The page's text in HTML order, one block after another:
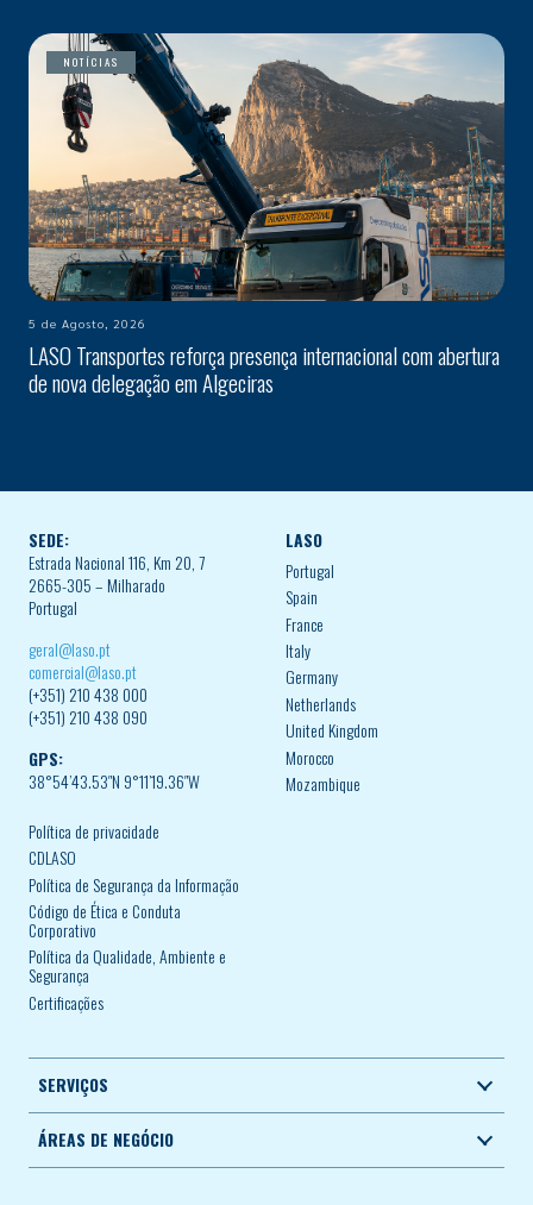
NOTÍCIAS
5 de Agosto, 2026
LASO Transportes reforça presença internacional com abertura
de nova delegação em Algeciras
SEDE:
Estrada Nacional 116, Km 20, 7
2665-305 – Milharado
Portugal
geral@laso.pt
comercial@laso.pt
(+351) 210 438 000
(+351) 210 438 090
GPS:
38°54’43.53″N 9°11’19.36″W
Política de privacidade
CDLASO
Política de Segurança da Informação
Código de Ética e Conduta
Corporativo
Política da Qualidade, Ambiente e
Segurança
Certificações
LASO
Portugal
Spain
France
Italy
Germany
Netherlands
United Kingdom
Morocco
Mozambique
SERVIÇOS
ÁREAS DE NEGÓCIO